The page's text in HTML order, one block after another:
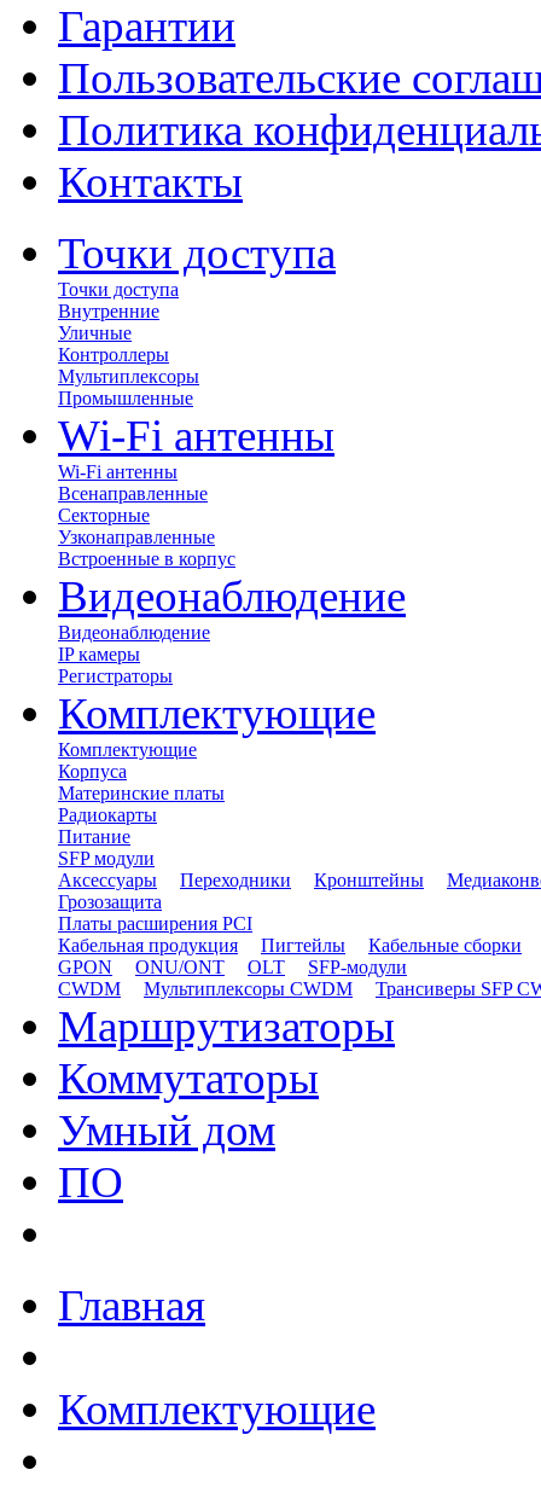
Гарантии
Пользовательские
Политика
Контакты
Точки доступа
Точки доступа
Внутренние
Уличные
Контроллеры
Мультиплексоры
Промышленные
Wi-Fi антенны
Wi-Fi антенны
Всенаправленные
Секторные
Узконаправленные
Встроенные в корпус
Видеонаблюдение
Видеонаблюдение
IP камеры
Регистраторы
Комплектующие
Комплектующие
Корпуса
Материнские платы
Радиокарты
Питание
SFP модули
Аксессуары
Переходники Кронштейны
Грозозащита
Платы расширения PCI
Кабельная продукция
Пигтейлы
Кабельные сборки
GPON
ONU/ONT OLT
SFP-модули
CWDM
Мультиплексоры CWDM Трансиверы SFP
Маршрутизаторы
Коммутаторы
Умный дом
ПО
Главная
Комплектующие